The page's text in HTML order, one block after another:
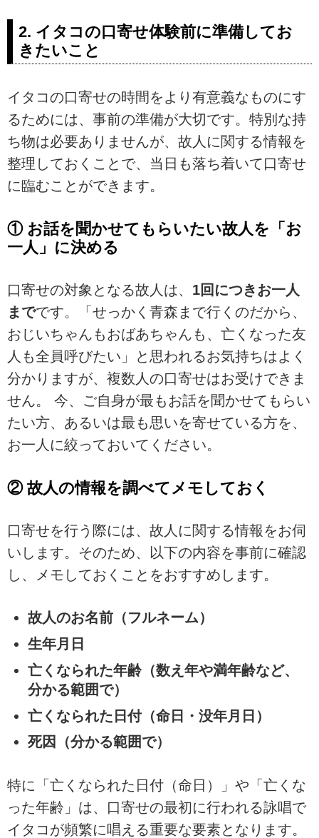
2. イタコの口寄せ体験前に準備してお
きたいこと
イタコの口寄せの時間をより有意義なものにす
るためには、事前の準備が大切です。特別な持
ち物は必要ありませんが、故人に関する情報を
整理しておくことで、当日も落ち着いて口寄せ
に臨むことができます。
① お話を聞かせてもらいたい故人を「お
一人」に決める
口寄せの対象となる故人は、 1回につきお一人
までです。「せっかく青森まで行くのだから、
おじいちゃんもおばあちゃんも、亡くなった友
人も全員呼びたい」と思われるお気持ちはよく
分かりますが、複数人の口寄せはお受けできま
せん。 今、ご自身が最もお話を聞かせてもらい
たい方、あるいは最も思いを寄せている方を、
お一人に絞っておいてください。
② 故人の情報を調べてメモしておく
口寄せを行う際には、故人に関する情報をお伺
いします。そのため、以下の内容を事前に確認
し、メモしておくことをおすすめします。
故人のお名前（フルネーム）
生年月日
亡くなられた年齢（数え年や満年齢など、
分かる範囲で）
亡くなられた日付（命日・没年月日）
死因（分かる範囲で）
特に「亡くなられた日付（命日）」や「亡くな
った年齢」は、口寄せの最初に行われる詠唱で
イタコが頻繁に唱える重要な要素となります。